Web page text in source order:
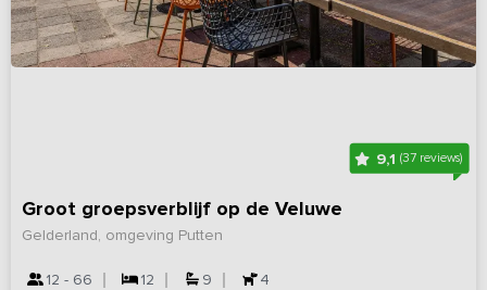
9,1(37 reviews)
Groot groepsverblijf op de Veluwe
Gelderland, omgeving Putten
12 - 66 12 9 4